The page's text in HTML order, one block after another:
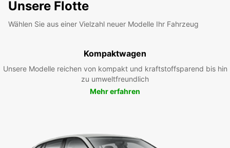
Unsere Flotte
Wählen Sie aus einer Vielzahl neuer Modelle Ihr Fahrzeug
Kompaktwagen
Unsere Modelle reichen von kompakt und kraftstoffsparend bis hin
zu umweltfreundlich
Mehr erfahren